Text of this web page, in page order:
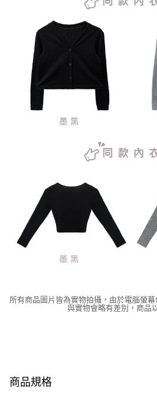
所有商品圖片皆為實物拍攝，由於電腦螢
與實物會略有差別，商品
商品規格